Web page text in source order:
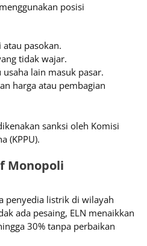
posisi
pasokan.
tidak wajar.
lain masuk pasar.
harga atau pembagian
sanksi oleh Komisi
(KPPU).
Monopoli
penyedia listrik di wilayah
ada pesaing, ELN menaikkan
30% tanpa perbaikan